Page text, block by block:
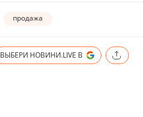
продажа
ВЫБЕРИ НОВИНИ.LIVE В